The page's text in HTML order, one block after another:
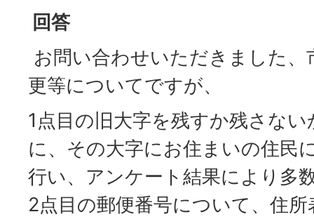
回答
お問い合わせいただきました、
更等についてですが、
1点目の旧大字を残すか残さな
に、その大字にお住まいの住民
行い、アンケート結果により多
2点目の郵便番号について、住